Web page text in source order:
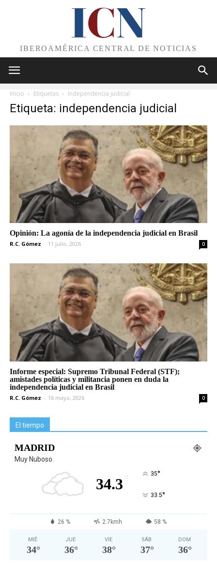
ICN
IBEROAMÉRICA CENTRAL DE NOTICIAS
Inicio Etiquetas Independencia judicial
Etiqueta: independencia judicial
Opinión: La agonía de la independencia judicial en Brasil
R.C. Gómez - 11 julio, 2026 0
Informe especial: Supremo Tribunal Federal (STF);
amistades políticas y militancia ponen en duda la
independencia judicial en Brasil
R.C. Gómez - 16 mayo, 2026 0
El tiempo
MADRID
Muy Nuboso
34.3 ° 35°
33.5°
26 % 2.7kmh 58 %
MIÉ
34°
JUE
36°
VIE
38°
SÁB
37°
DOM
36°